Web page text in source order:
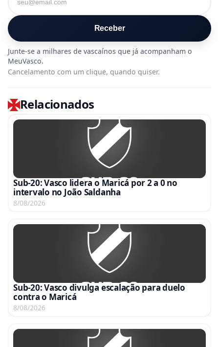
Receber
Cancelamento com um clique, quando quiser.
Relacionados
Sub-20: Vasco lidera o Maricá por 2 a 0 no
intervalo no João Saldanha
8/08/2026
Sub-20: Vasco divulga escalação para duelo
contra o Maricá
8/08/2026